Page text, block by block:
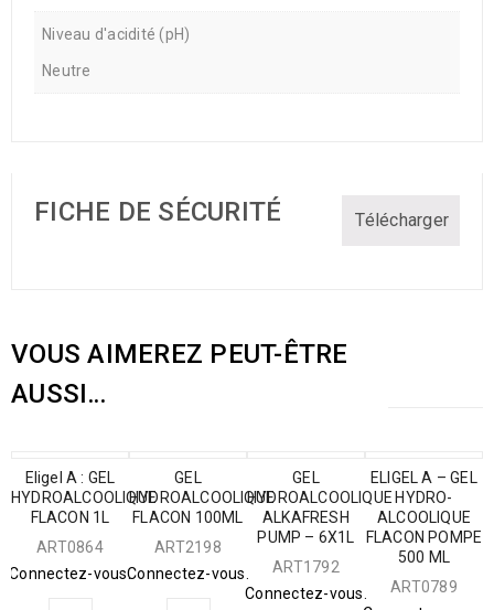
Niveau d'acidité (pH)
Neutre
FICHE DE SÉCURITÉ Télécharger
VOUS AIMEREZ PEUT-ÊTRE
AUSSI…
Eligel A : GEL
HYDROALCOOLIQUE
FLACON 1L
ART0864
Connectez-vous.
GEL
HYDROALCOOLIQUE
FLACON 100ML
ART2198
Connectez-vous.
GEL
HYDROALCOOLIQUE
ALKAFRESH
PUMP – 6X1L
ART1792
Connectez-vous.
ELIGEL A – GEL
HYDRO-
ALCOOLIQUE
FLACON POMPE
500 ML
ART0789